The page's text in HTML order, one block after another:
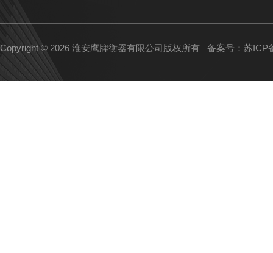
Copyright © 2026 淮安鹰牌衡器有限公司版权所有 备案号：苏ICP